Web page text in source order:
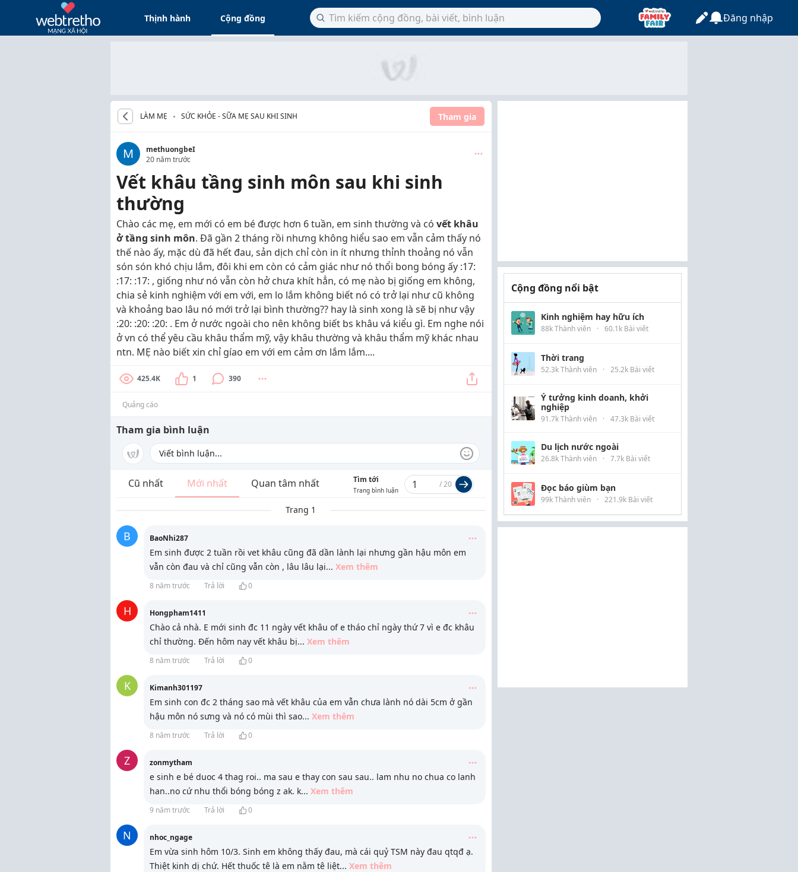
Thịnh hành Cộng đồng Đăng nhập
LÀM MẸ SỨC KHỎE - SỮA MẸ SAU KHI SINH Tham gia
M
methuongbeI
20 năm trước
Vết khâu tầng sinh môn sau khi sinh
thường
Chào các mẹ, em mới có em bé được hơn 6 tuần, em sinh thường và có vết khâu
ở tầng sinh môn. Đã gần 2 tháng rồi nhưng không hiểu sao em vẫn cảm thấy nó
thế nào ấy, mặc dù đã hết đau, sản dịch chỉ còn in ít nhưng thỉnh thoảng nó vẫn
són són khó chịu lắm, đôi khi em còn có cảm giác như nó thổi bong bóng ấy :17:
:17: :17: , giống như nó vẫn còn hở chưa khít hẳn, có mẹ nào bị giống em không,
chia sẻ kinh nghiệm với em với, em lo lắm không biết nó có trở lại như cũ không
và khoảng bao lâu nó mới trở lại bình thường?? hay là sinh xong là sẽ bị như vậy
:20: :20: :20: . Em ở nước ngoài cho nên không biết bs khâu vá kiểu gì. Em nghe nói
ở vn có thể yêu cầu khâu thẩm mỹ, vậy khâu thường và khâu thẩm mỹ khác nhau
ntn. MẸ nào biết xin chỉ gíao em với em cảm ơn lắm lắm....
425.4K 1 390
Quảng cáo
Tham gia bình luận
Cũ nhất Mới nhất Quan tâm nhất Tìm tới
Trang bình luận
/20
Trang 1
B BaoNhi287
Em sinh được 2 tuần rồi vet khâu cũng đã dần lành lại nhưng gần hậu môn em
vẫn còn đau và chỉ cũng vẫn còn , lâu lâu lại... Xem thêm
8 năm trước Trả lời 0
H Hongpham1411
Chào cả nhà. E mới sinh đc 11 ngày vết khâu of e tháo chỉ ngày thứ 7 vì e đc khâu
chỉ thường. Đến hôm nay vết khâu bị... Xem thêm
8 năm trước Trả lời 0
K Kimanh301197
Em sinh con đc 2 tháng sao mà vết khâu của em vẫn chưa lành nó dài 5cm ở gần
hậu môn nó sưng và nó có mùi thì sao... Xem thêm
8 năm trước Trả lời 0
Z zonmytham
e sinh e bé duoc 4 thag roi.. ma sau e thay con sau sau.. lam nhu no chua co lanh
han..no cứ nhu thổi bóng bóng z ak. k... Xem thêm
9 năm trước Trả lời 0
N nhoc_ngage
Em vừa sinh hôm 10/3. Sinh em không thấy đau, mà cái quỷ TSM này đau qtqđ ạ.
Thiệt kinh dị chứ. Hết thuốc tê là em nằm tê liệt... Xem thêm
Cộng đồng nổi bật
Kinh nghiệm hay hữu ích
88k Thành viên · 60.1k Bài viết
Thời trang
52.3k Thành viên · 25.2k Bài viết
Ý tưởng kinh doanh, khởi
nghiệp
91.7k Thành viên · 47.3k Bài viết
Du lịch nước ngoài
26.8k Thành viên · 7.7k Bài viết
Đọc báo giùm bạn
99k Thành viên · 221.9k Bài viết